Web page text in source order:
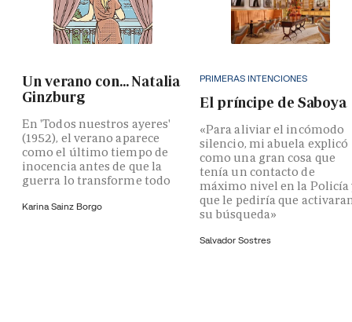
Un verano con... Natalia
Ginzburg
En 'Todos nuestros ayeres'
(1952), el verano aparece
como el último tiempo de
inocencia antes de que la
guerra lo transforme todo
Karina Sainz Borgo
PRIMERAS INTENCIONES
El príncipe de Saboya
«Para aliviar el incómodo
silencio, mi abuela explicó
como una gran cosa que
tenía un contacto de
máximo nivel en la Policía
que le pediría que
su búsqueda»
Salvador Sostres